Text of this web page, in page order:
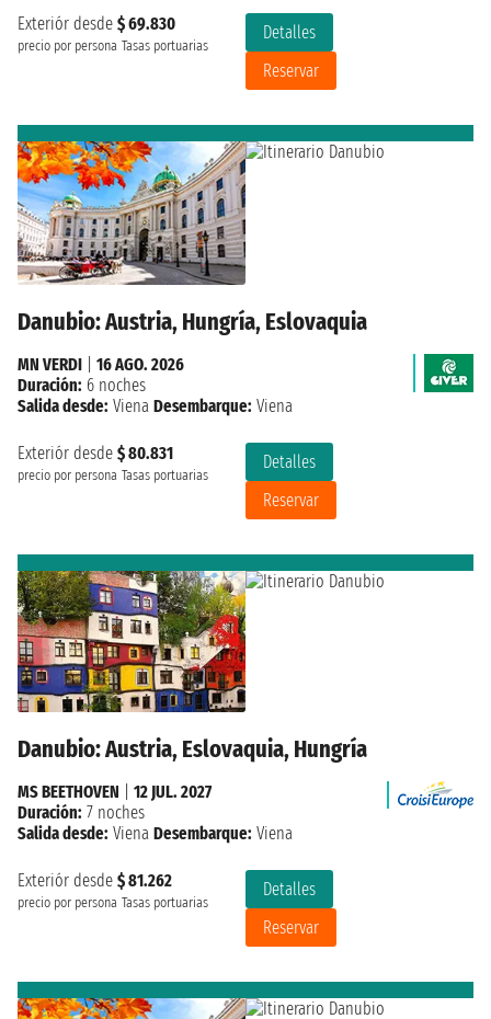
Exteriór desde $ 69.830
precio por persona Tasas portuarias
Detalles
Reservar
Danubio: Austria, Hungría, Eslovaquia
Exteriór desde $ 80.831
precio por persona Tasas portuarias
Detalles
Reservar
MN VERDI
16 AGO. 2026
Duración: 6 noches
Salida desde: Viena Desembarque: Viena
Danubio: Austria, Eslovaquia, Hungría
Exteriór desde $ 81.262
precio por persona Tasas portuarias
Detalles
Reservar
MS BEETHOVEN
12 JUL. 2027
Duración: 7 noches
Salida desde: Viena Desembarque: Viena